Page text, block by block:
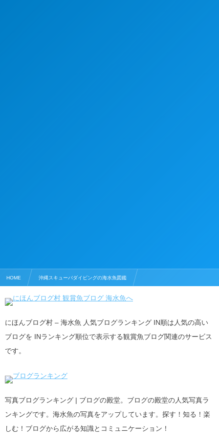
HOME 沖縄スキューバダイビングの海水魚図鑑
海水魚のブログランキング 沖縄の海水魚図鑑ランキング
にほんブログ村 – 海水魚 人気ブログランキング IN順は人気の高い
ブログを INランキング順位で表示する観賞魚ブログ関連のサービス
です。
写真ブログランキング | ブログの殿堂。ブログの殿堂の人気写真ラ
ンキングです。海水魚の写真をアップしています。探す！知る！楽
しむ！ブログから広がる知識とコミュニケーション！